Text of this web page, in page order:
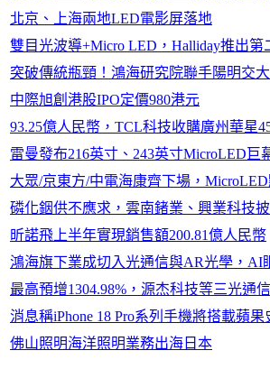
北京、上海兩地LED電影屏落地
雙目光波導+Micro LED，Halliday推出第
突破傳統瓶頸！鴻海研究院聯手陽明交
中際旭創港股IPO定價980港元
93.25億人民幣，TCL科技收購廣州華星
雷曼發布216英寸、243英寸MicroLED巨
大眾/京東方/中電海康齊下場，
磷化銦供不應求，雲南鍺業、興業科技
昕諾飛上半年實現銷售額200.81億人民幣
鴻海旗下業成切入光通信與AR光學，AI
最高預增1304.98%，源杰科技等三光通
消息稱iPhone 18 Pro系列手機將搭載蘋
佛山照明海洋照明業務出海日本